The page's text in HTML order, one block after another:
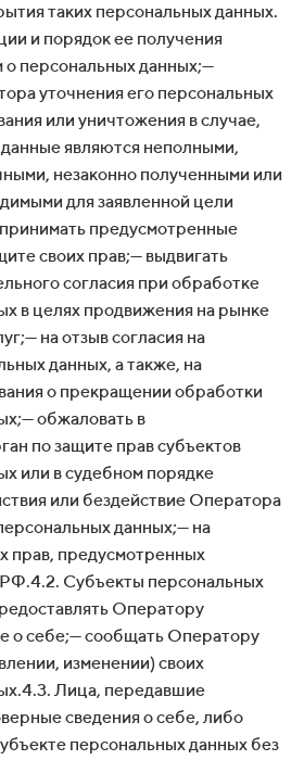
таких персональных данных.
и порядок ее получения
о персональных данных;—
уточнения его персональных
или уничтожения в случае,
являются неполными,
незаконно полученными или
для заявленной цели
предусмотренные
своих прав;— выдвигать
согласия при обработке
в целях продвижения на рынке
на отзыв согласия на
данных, а также, на
о прекращении обработки
обжаловать в
по защите прав субъектов
или в судебном порядке
или бездействие Оператора
данных;— на
прав, предусмотренных
РФ.4.2. Субъекты персональных
Оператору
о себе;— сообщать Оператору
изменении) своих
Лица, передавшие
сведения о себе, либо
персональных данных без